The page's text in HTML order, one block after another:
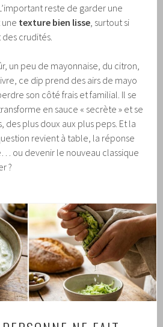
reste de garder une
texture bien lisse , surtout si
crudités.
un peu de mayonnaise, du citron,
ce dip prend des airs de mayo
son côté frais et familial. Il se
en sauce « secrète » et se
des plus doux aux plus peps. Et la
revient à table, la réponse
ou devenir le nouveau classique
?